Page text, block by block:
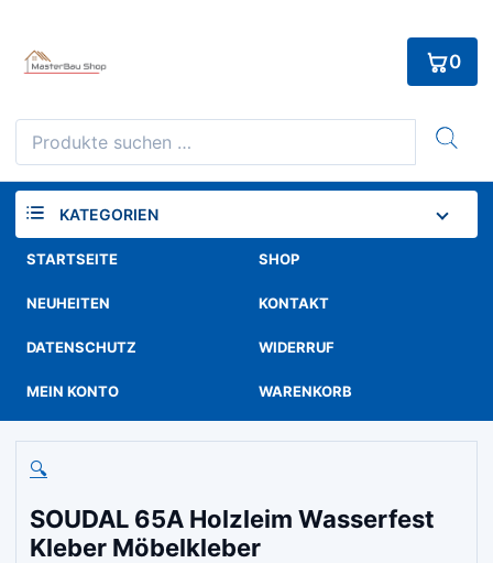
content
Suchen
nach:
0
KATEGORIEN
STARTSEITE SHOP
NEUHEITEN KONTAKT
DATENSCHUTZ WIDERRUF
MEIN KONTO WARENKORB
🔍
SOUDAL 65A Holzleim Wasserfest
Kleber Möbelkleber